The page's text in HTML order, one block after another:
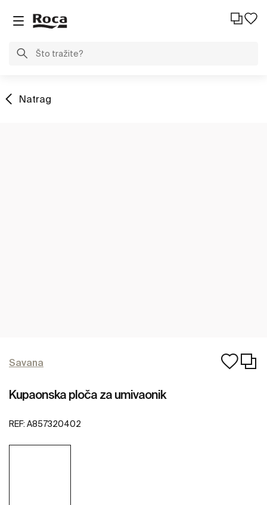
Natrag
Savana
Kupaonska ploča za umivaonik
REF: A857320402